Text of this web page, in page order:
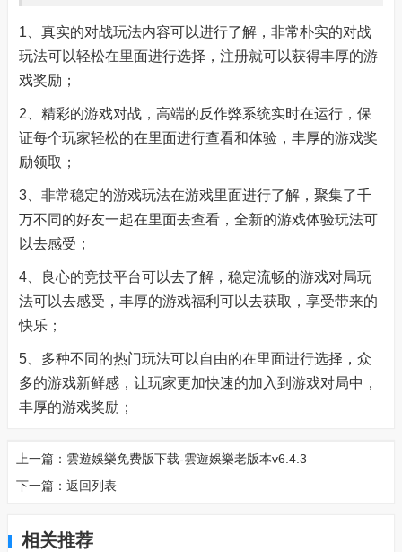
1、真实的对战玩法内容可以进行了解，非常朴实的对战
玩法可以轻松在里面进行选择，注册就可以获得丰厚的游
戏奖励；
2、精彩的游戏对战，高端的反作弊系统实时在运行，保
证每个玩家轻松的在里面进行查看和体验，丰厚的游戏奖
励领取；
3、非常稳定的游戏玩法在游戏里面进行了解，聚集了千
万不同的好友一起在里面去查看，全新的游戏体验玩法可
以去感受；
4、良心的竞技平台可以去了解，稳定流畅的游戏对局玩
法可以去感受，丰厚的游戏福利可以去获取，享受带来的
快乐；
5、多种不同的热门玩法可以自由的在里面进行选择，众
多的游戏新鲜感，让玩家更加快速的加入到游戏对局中，
丰厚的游戏奖励；
上一篇： 雲遊娛樂免费版下载-雲遊娛樂老版本v6.4.3
下一篇： 返回列表
相关推荐